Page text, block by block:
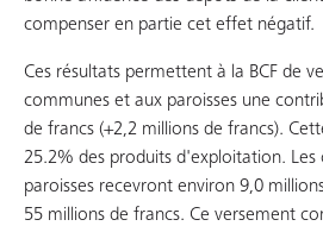
compenser en partie cet effet négatif.
Ces résultats permettent à la BCF de
communes et aux paroisses une
de francs (+2,2 millions de francs).
25.2% des produits d'exploitation. Les
paroisses recevront environ 9,0
55 millions de francs. Ce versement